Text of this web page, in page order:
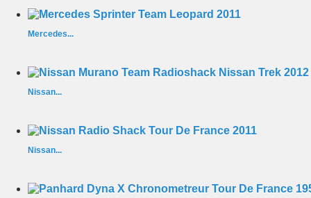
Mercedes...
Nissan...
Nissan...